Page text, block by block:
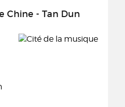
Chine - Tan Dun